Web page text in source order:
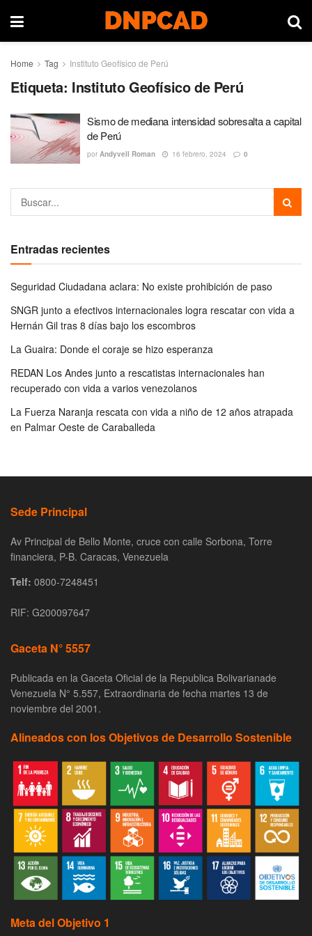
Home Tag Instituto Geofísico de Perú
Etiqueta: Instituto Geofísico de Perú
Sismo de mediana intensidad sobresalta a capital
de Perú
por Andyvell Roman 16 febrero, 2024 0
Entradas recientes
Seguridad Ciudadana aclara: No existe prohibición de paso
SNGR junto a efectivos internacionales logra rescatar con vida a
Hernán Gil tras 8 días bajo los escombros
La Guaira: Donde el coraje se hizo esperanza
REDAN Los Andes junto a rescatistas internacionales han
recuperado con vida a varios venezolanos
La Fuerza Naranja rescata con vida a niño de 12 años atrapada
en Palmar Oeste de Caraballeda
Sede Principal
Av Principal de Bello Monte, cruce con calle Sorbona, Torre
financiera, P-B. Caracas, Venezuela
Telf: 0800-7248451
RIF: G200097647
Gaceta N° 5557
Publicada en la Gaceta Oficial de la Republica Bolivarianade
Venezuela N° 5.557, Extraordinaria de fecha martes 13 de
noviembre del 2001.
Alineados con los Objetivos de Desarrollo Sostenible
Meta del Objetivo 1